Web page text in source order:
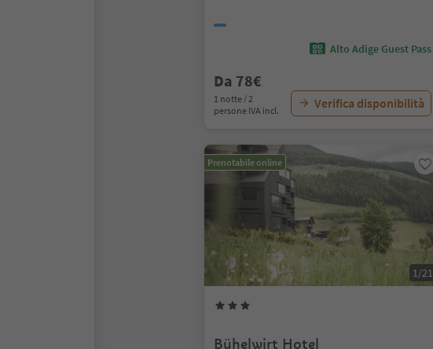
Alto Adige Guest Pass
Da 78€
1 notte / 2
persone IVA incl.
Verifica disponibilità
Prenotabile online
1/21
Bühelwirt Hotel